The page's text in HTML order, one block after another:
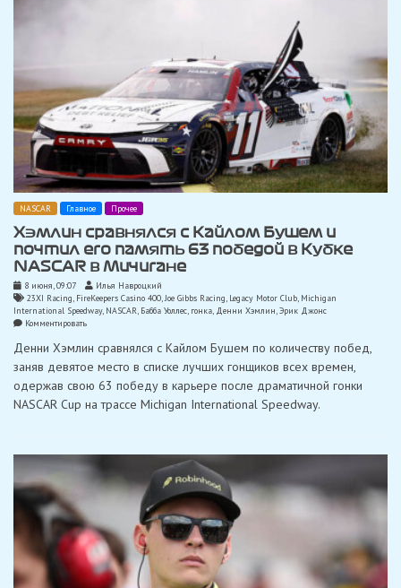
NASCAR Главное Прочее
Хэмлин сравнялся с Кайлом Бушем и
почтил его память 63 победой в Кубке
NASCAR в Мичигане
8 июня, 09:07
Илья Навроцкий
23XI Racing, FireKeepers Casino 400,Joe Gibbs Racing, Legacy Motor Club, Michigan
International Speedway, NASCAR, Бабба Уоллес, гонка, Денни Хэмлин,Эрик Джонс
Комментироватьon
сравнялся
Кайлом
Бушем
почтил
Кубке
NASCAR
Мичигане
Денни Хэмлин сравнялся с Кайлом Бушем по количеству побед,
заняв девятое место в списке лучших гонщиков всех времен,
одержав свою 63 победу в карьере после драматичной гонки
NASCAR Cup на трассе Michigan International Speedway.